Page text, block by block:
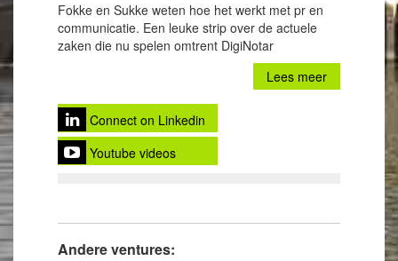
Fokke en Sukke weten hoe het werkt met pr en
communicatie. Een leuke strip over de actuele
zaken die nu spelen omtrent DigiNotar
Lees meer
Connect on Linkedin
Youtube videos
Andere ventures: